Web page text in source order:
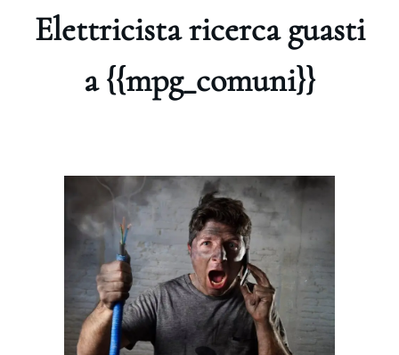
Elettricista ricerca guasti
a {{mpg_comuni}}